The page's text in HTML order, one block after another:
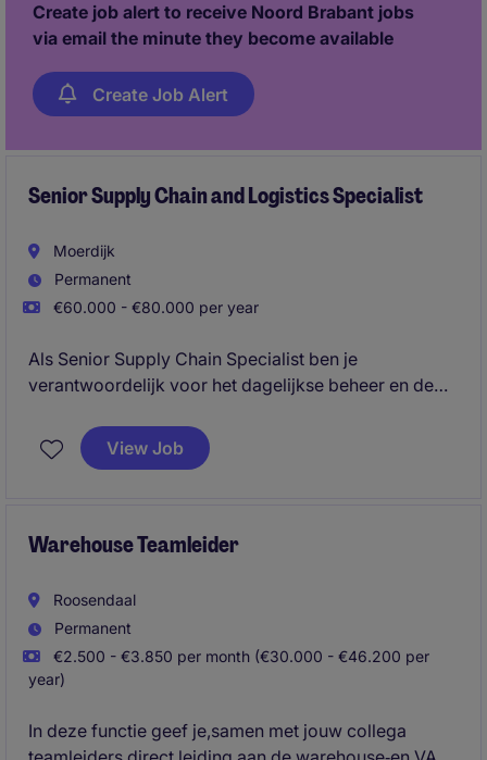
Create job alert to receive Noord Brabant jobs
via email the minute they become available
Create Job Alert
Senior Supply Chain and Logistics Specialist
Moerdijk
Permanent
€60.000 - €80.000 per year
Als Senior Supply Chain Specialist ben je
verantwoordelijk voor het dagelijkse beheer en de
binnen de Benelux. Je coördineert de volledige
keten, van productieplanning, voorraadbeheer en
interne stakeholders, externe productielocaties,
View Job
Warehouse Teamleider
Roosendaal
Permanent
€2.500 - €3.850 per month (€30.000 - €46.200 per
year)
In deze functie geef je,samen met jouw collega